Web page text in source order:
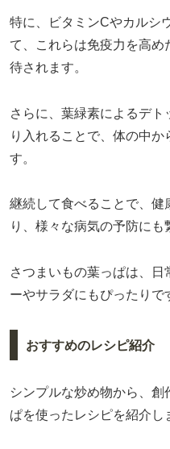
特に、ビタミンCやカルシ
て、これらは免疫力を高め
待されます。
さらに、葉緑素によるデ
り入れることで、体の中か
す。
継続して食べることで、健
り、様々な病気の予防にも
さつまいもの葉っぱは、
ーやサラダにもぴったりで
おすすめのレシピ紹介
シンプルな炒め物から、
ぱを使ったレシピを紹介し